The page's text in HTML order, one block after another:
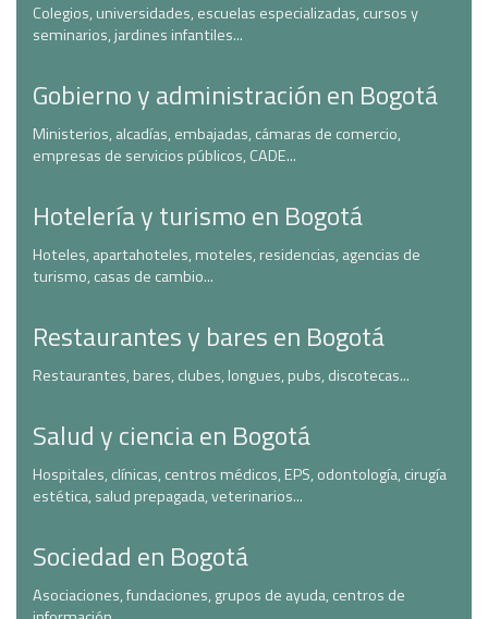
Colegios, universidades, escuelas especializadas, cursos y
seminarios, jardines infantiles...
Gobierno y administración en Bogotá
Ministerios, alcadías, embajadas, cámaras de comercio,
empresas de servicios públicos, CADE...
Hotelería y turismo en Bogotá
Hoteles, apartahoteles, moteles, residencias, agencias de
turismo, casas de cambio...
Restaurantes y bares en Bogotá
Restaurantes, bares, clubes, longues, pubs, discotecas...
Salud y ciencia en Bogotá
Hospitales, clínicas, centros médicos, EPS, odontología, cirugía
estética, salud prepagada, veterinarios...
Sociedad en Bogotá
Asociaciones, fundaciones, grupos de ayuda, centros de